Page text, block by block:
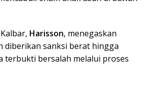
Harisson, menegaskan
diberikan sanksi berat hingga
terbukti bersalah melalui proses